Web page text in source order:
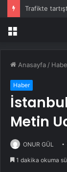
Trafikte
Menü
Anasayfa /
Haber
Metin
ONUR GÜL
1 dakika okuma